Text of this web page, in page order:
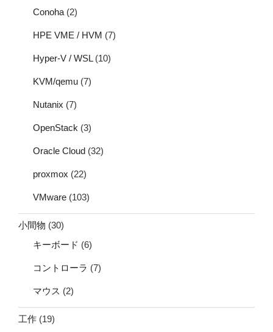
Conoha (2)
HPE VME / HVM (7)
Hyper-V / WSL(10)
KVM/qemu (7)
Nutanix (7)
OpenStack (3)
Oracle Cloud (32)
proxmox (22)
VMware (103)
小間物 (30)
キーボード (6)
コントローラ (7)
マウス (2)
工作 (19)